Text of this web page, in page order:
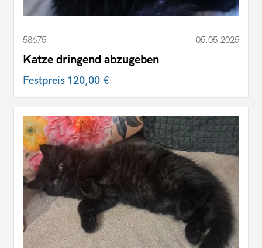
58675 05.05.2025
Katze dringend abzugeben
Festpreis 120,00 €